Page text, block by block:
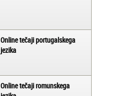
Online tečaji portugalskega
jezika
Online tečaji romunskega